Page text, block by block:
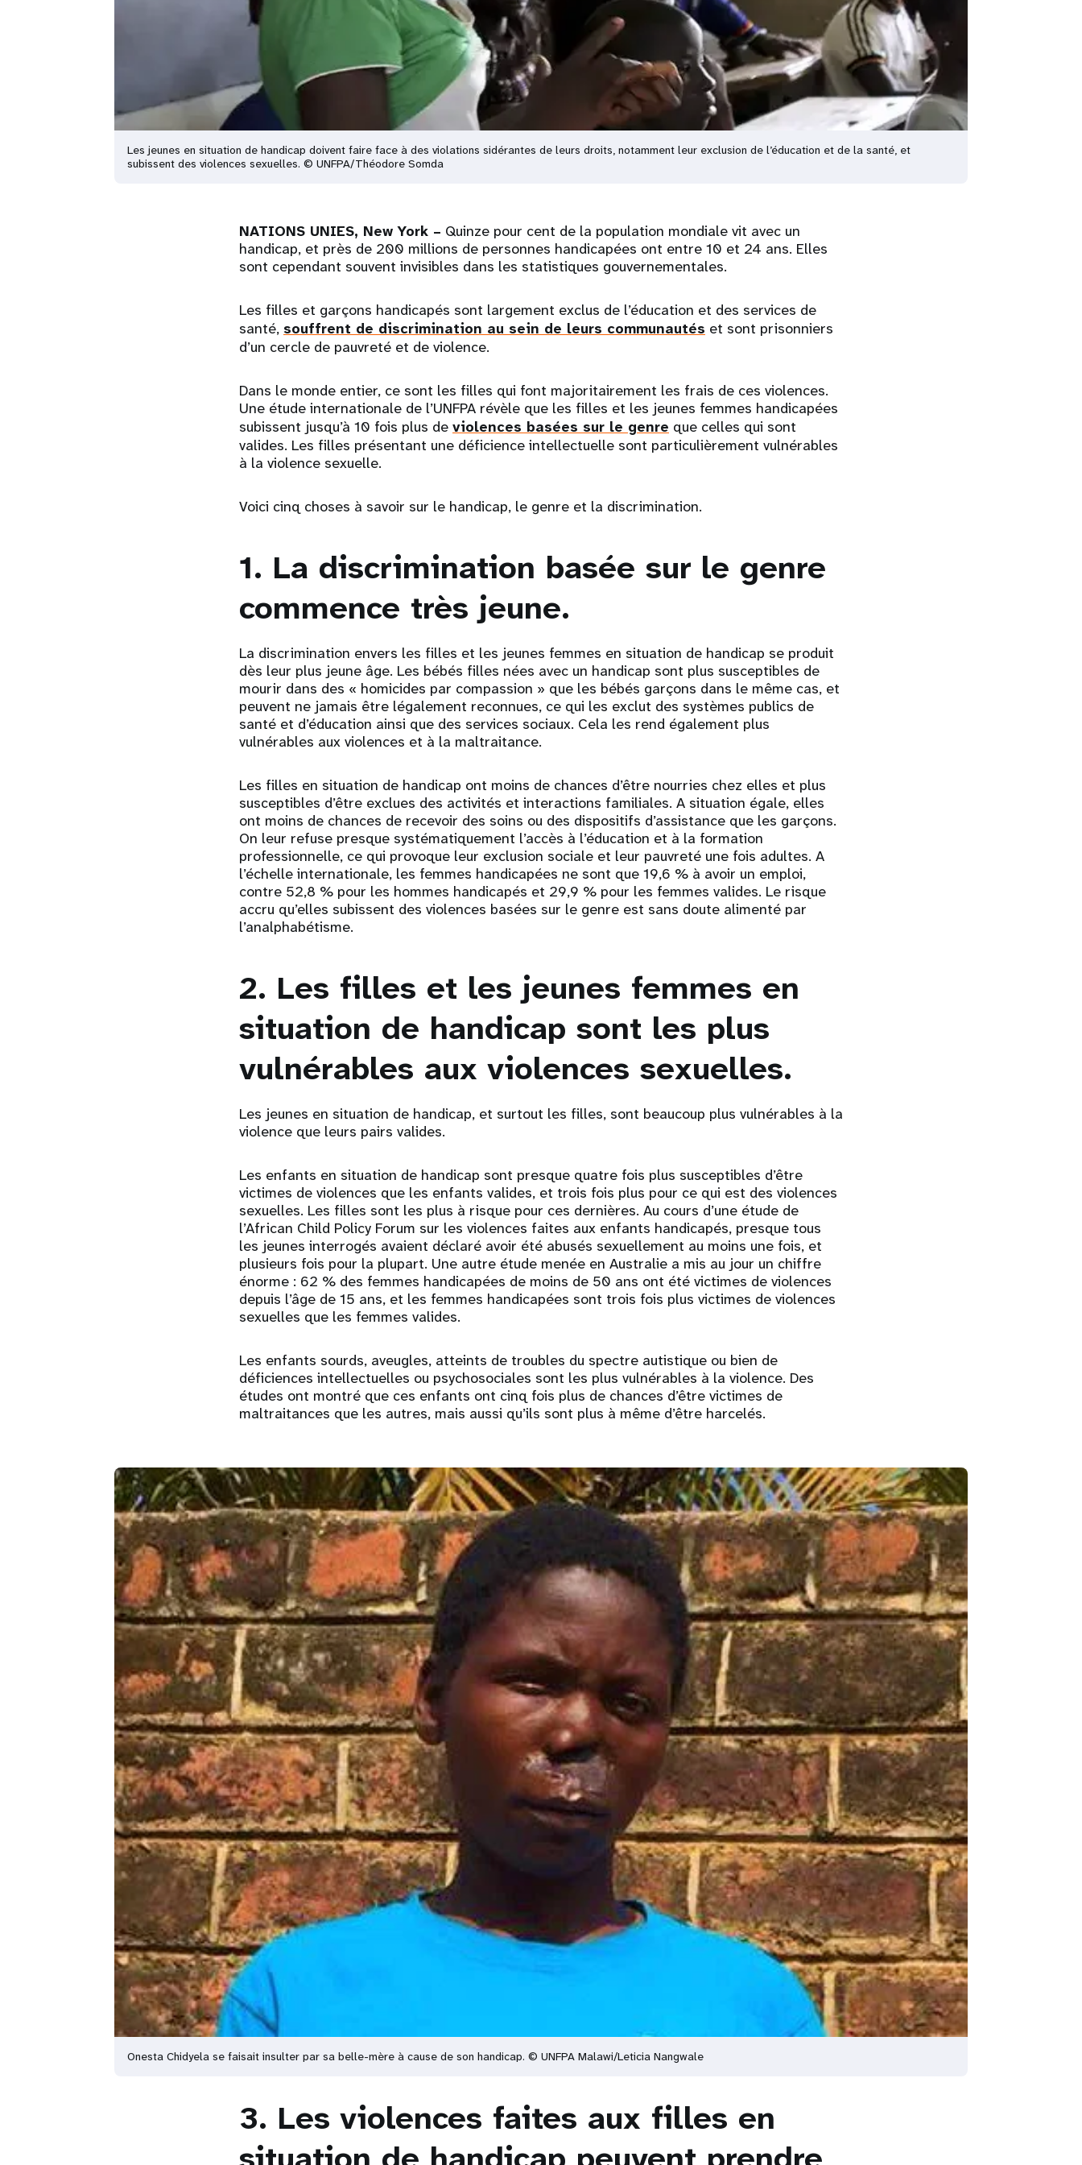
Les jeunes en situation de handicap doivent faire face à des violations sidérantes de leurs droits, notamment leur exclusion de l’éducation et de la santé, et
subissent des violences sexuelles. © UNFPA/Théodore Somda
NATIONS UNIES, New York – Quinze pour cent de la population mondiale vit avec un
handicap, et près de 200 millions de personnes handicapées ont entre 10 et 24 ans. Elles
sont cependant souvent invisibles dans les statistiques gouvernementales.
Les filles et garçons handicapés sont largement exclus de l’éducation et des services de
santé, souffrent de discrimination au sein de leurs communautés et sont prisonniers
d’un cercle de pauvreté et de violence.
Dans le monde entier, ce sont les filles qui font majoritairement les frais de ces violences.
Une étude internationale de l’UNFPA révèle que les filles et les jeunes femmes handicapées
subissent jusqu’à 10 fois plus de violences basées sur le genre que celles qui sont
valides. Les filles présentant une déficience intellectuelle sont particulièrement vulnérables
à la violence sexuelle.
Voici cinq choses à savoir sur le handicap, le genre et la discrimination.
1. La discrimination basée sur le genre
commence très jeune.
La discrimination envers les filles et les jeunes femmes en situation de handicap se produit
dès leur plus jeune âge. Les bébés filles nées avec un handicap sont plus susceptibles de
mourir dans des « homicides par compassion » que les bébés garçons dans le même cas, et
peuvent ne jamais être légalement reconnues, ce qui les exclut des systèmes publics de
santé et d’éducation ainsi que des services sociaux. Cela les rend également plus
vulnérables aux violences et à la maltraitance.
Les filles en situation de handicap ont moins de chances d’être nourries chez elles et plus
susceptibles d’être exclues des activités et interactions familiales. A situation égale, elles
ont moins de chances de recevoir des soins ou des dispositifs d’assistance que les garçons.
On leur refuse presque systématiquement l’accès à l’éducation et à la formation
professionnelle, ce qui provoque leur exclusion sociale et leur pauvreté une fois adultes. A
l’échelle internationale, les femmes handicapées ne sont que 19,6 % à avoir un emploi,
contre 52,8 % pour les hommes handicapés et 29,9 % pour les femmes valides. Le risque
accru qu’elles subissent des violences basées sur le genre est sans doute alimenté par
l’analphabétisme.
2. Les filles et les jeunes femmes en
situation de handicap sont les plus
vulnérables aux violences sexuelles.
Les jeunes en situation de handicap, et surtout les filles, sont beaucoup plus vulnérables à la
violence que leurs pairs valides.
Les enfants en situation de handicap sont presque quatre fois plus susceptibles d’être
victimes de violences que les enfants valides, et trois fois plus pour ce qui est des violences
sexuelles. Les filles sont les plus à risque pour ces dernières. Au cours d’une étude de
l’African Child Policy Forum sur les violences faites aux enfants handicapés, presque tous
les jeunes interrogés avaient déclaré avoir été abusés sexuellement au moins une fois, et
plusieurs fois pour la plupart. Une autre étude menée en Australie a mis au jour un chiffre
énorme : 62 % des femmes handicapées de moins de 50 ans ont été victimes de violences
depuis l’âge de 15 ans, et les femmes handicapées sont trois fois plus victimes de violences
sexuelles que les femmes valides.
Les enfants sourds, aveugles, atteints de troubles du spectre autistique ou bien de
déficiences intellectuelles ou psychosociales sont les plus vulnérables à la violence. Des
études ont montré que ces enfants ont cinq fois plus de chances d’être victimes de
maltraitances que les autres, mais aussi qu’ils sont plus à même d’être harcelés.
Onesta Chidyela se faisait insulter par sa belle-mère à cause de son handicap. © UNFPA Malawi/Leticia Nangwale
3. Les violences faites aux filles en